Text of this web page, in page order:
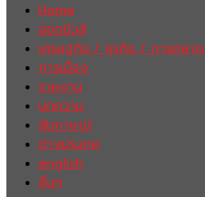
Home
ฮอตนิวส์
เศรษฐกิจ / ธุรกิจ / การตลาด
การเมือง
รายงาน
บทความ
สัมภาษณ์
ต่างประเทศ
english
อื่นๆ